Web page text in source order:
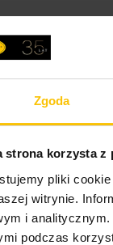
Zgoda
strona korzysta z
pliki
witrynie.
i
podczas